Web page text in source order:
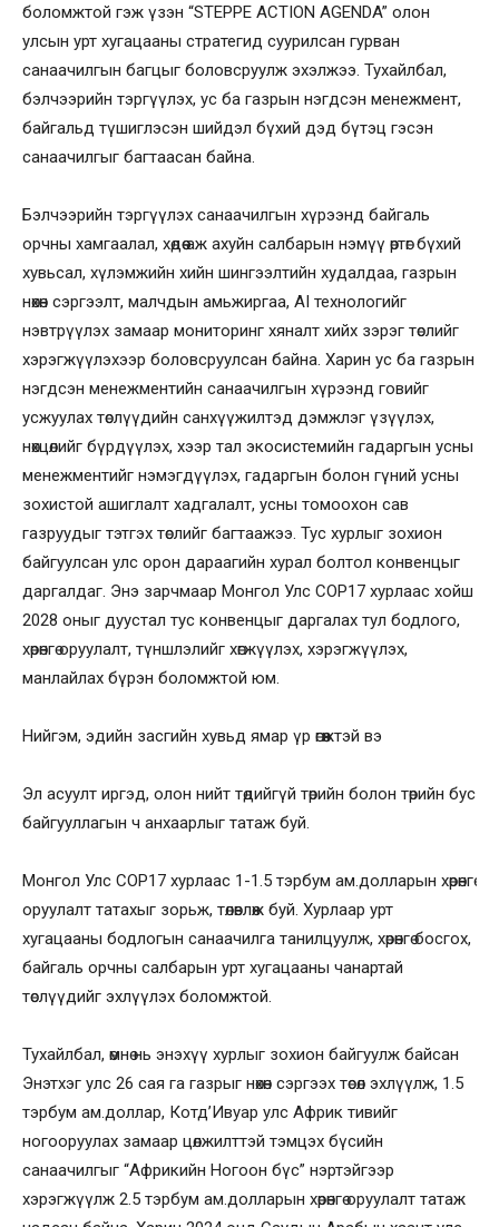
боломжтой гэж үзэн “STEPPE ACTION AGENDA” олон
улсын урт хугацааны стратегид суурилсан гурван
санаачилгын багцыг боловсруулж эхэлжээ. Тухайлбал,
бэлчээрийн тэргүүлэх, ус ба газрын нэгдсэн менежмент,
байгальд түшиглэсэн шийдэл бүхий дэд бүтэц гэсэн
санаачилгыг багтаасан байна.
Бэлчээрийн тэргүүлэх санаачилгын хүрээнд байгаль
орчны хамгаалал, хөдөө аж ахуйн салбарын нэмүү өртөг бүхий
хувьсал, хүлэмжийн хийн шингээлтийн худалдаа, газрын
нөхөн сэргээлт, малчдын амьжиргаа, AI технологийг
нэвтрүүлэх замаар мониторинг хяналт хийх зэрэг төслийг
хэрэгжүүлэхээр боловсруулсан байна. Харин ус ба газрын
нэгдсэн менежментийн санаачилгын хүрээнд говийг
усжуулах төслүүдийн санхүүжилтэд дэмжлэг үзүүлэх,
нөхцөлийг бүрдүүлэх, хээр тал экосистемийн гадаргын усны
менежментийг нэмэгдүүлэх, гадаргын болон гүний усны
зохистой ашиглалт хадгалалт, усны томоохон сав
газруудыг тэтгэх төслийг багтаажээ. Тус хурлыг зохион
байгуулсан улс орон дараагийн хурал болтол конвенцыг
даргалдаг. Энэ зарчмаар Монгол Улс COP17 хурлаас хойш
2028 оныг дуустал тус конвенцыг даргалах тул бодлого,
хөрөнгө оруулалт, түншлэлийг хөгжүүлэх, хэрэгжүүлэх,
манлайлах бүрэн боломжтой юм.
Нийгэм, эдийн засгийн хувьд ямар үр өгөөжтэй вэ
Эл асуулт иргэд, олон нийт төдийгүй төрийн болон төрийн бус
байгууллагын ч анхаарлыг татаж буй.
Монгол Улс COP17 хурлаас 1-1.5 тэрбум ам.долларын хөрөнгө
оруулалт татахыг зорьж, төлөвлөж буй. Хурлаар урт
хугацааны бодлогын санаачилга танилцуулж, хөрөнгө босгох,
байгаль орчны салбарын урт хугацааны чанартай
төслүүдийг эхлүүлэх боломжтой.
Тухайлбал, өмнө нь энэхүү хурлыг зохион байгуулж байсан
Энэтхэг улс 26 сая га газрыг нөхөн сэргээх төсөл эхлүүлж, 1.5
тэрбум ам.доллар, Котд’Ивуар улс Африк тивийг
ногооруулах замаар цөлжилттэй тэмцэх бүсийн
санаачилгыг “Африкийн Ногоон бүс” нэртэйгээр
хэрэгжүүлж 2.5 тэрбум ам.долларын хөрөнгө оруулалт татаж